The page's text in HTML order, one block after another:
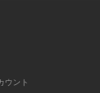
ウント